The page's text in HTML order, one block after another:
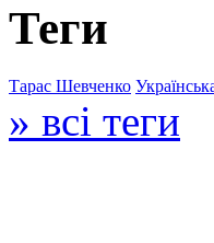
Теги
Тарас Шевченко
» всі теги